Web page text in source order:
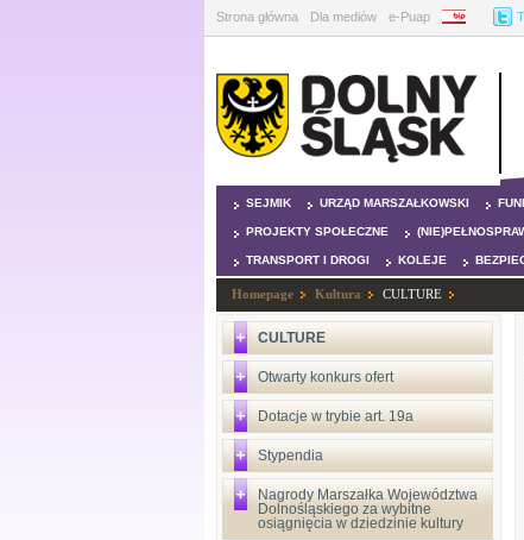
Strona główna Dla mediów e-Puap BIP
SEJMIK URZĄD MARSZAŁKOWSKI
PROJEKTY SPOŁECZNE
TRANSPORT I DROGI KOLEJE
Homepage Kultura CULTURE
CULTURE
Otwarty konkurs ofert
Dotacje w trybie art. 19a
Stypendia
Nagrody Marszałka Województwa
Dolnośląskiego za wybitne
osiągnięcia w dziedzinie kultury